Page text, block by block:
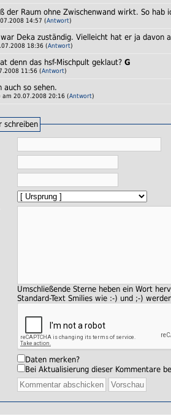
der Raum ohne Zwischenwand wirkt. So hab
14:57 (Antwort)
Deka zuständig. Vielleicht hat er ja davon
18:36 (Antwort)
denn das hsf-Mischpult geklaut? G
11:56 (Antwort)
auch so sehen.
am 20.07.2008 20:16 (Antwort)
schreiben
Umschließende Sterne heben ein Wort
Standard-Text Smilies wie :-) und ;-)
Daten merken?
Bei Aktualisierung dieser Kommentare